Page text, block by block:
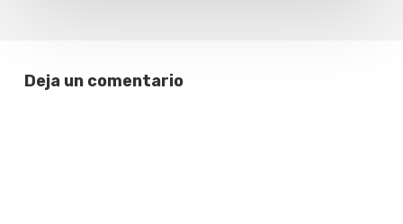
Deja un comentario